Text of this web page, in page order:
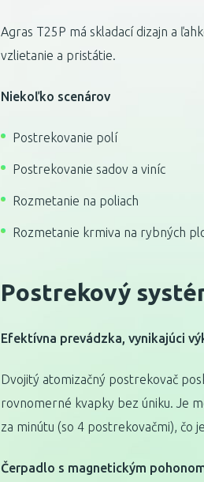
Agras T25P má skladací dizajn a
vzlietanie a pristátie.
Niekoľko scenárov
Postrekovanie polí
Postrekovanie sadov a viníc
Rozmetanie na poliach
Rozmetanie krmiva na rybných
Postrekový
Efektívna prevádzka, vynikajúci
Dvojitý atomizačný postrekovač
rovnomerné kvapky bez úniku. Je
za minútu (so 4 postrekovačmi), čo
Čerpadlo s magnetickým